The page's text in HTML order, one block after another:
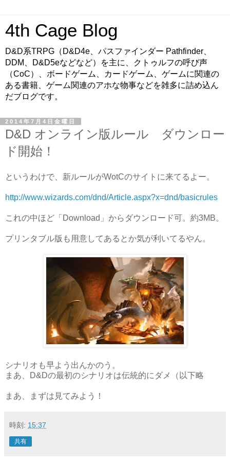
4th Cage Blog
D&D系TRPG（D&D4e、パスファインダー Pathfinder、
DDM、D&D5eなどなど）を主に、クトゥルフの呼び声
（CoC）、ボードゲーム、カードゲーム、ゲームに関連の
ある書籍、ゲーム関連のアホな物事などを雑多に詰め込ん
だブログです。
2014年7月4日金曜日
D&D オンライン版ルール ダウンロー
ド開始！
というわけで、新ルールがWotCのサイトに来てるよー。
http://www.wizards.com/dnd/Article.aspx?x=dnd/basicrules
これの中ほど「Download」からダウンロード可。約3MB。
プリンタブル版も用意してあるとか気が利いてるやん。
シナリオも早よう出んかのう。
まあ、D&Dの最初のシナリオは伝統的にダメ（以下略
まあ、まずは見てみよう！
時刻: 15:37
共有